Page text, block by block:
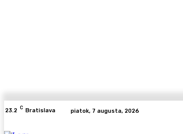
23.2 C Bratislava piatok, 7 augusta, 2026